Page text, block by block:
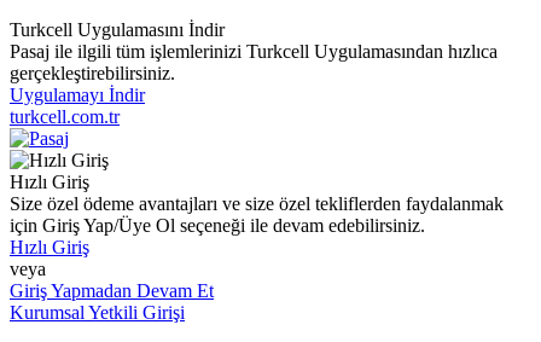
Turkcell Uygulamasını İndir
Pasaj ile ilgili tüm işlemlerinizi Turkcell Uygulamasından hızlıca
gerçekleştirebilirsiniz.
Uygulamayı İndir
turkcell.com.tr
Hızlı Giriş
Size özel ödeme avantajları ve size özel tekliflerden faydalanmak
için Giriş Yap/Üye Ol seçeneği ile devam edebilirsiniz.
Hızlı Giriş
veya
Giriş Yapmadan Devam Et
Kurumsal Yetkili Girişi